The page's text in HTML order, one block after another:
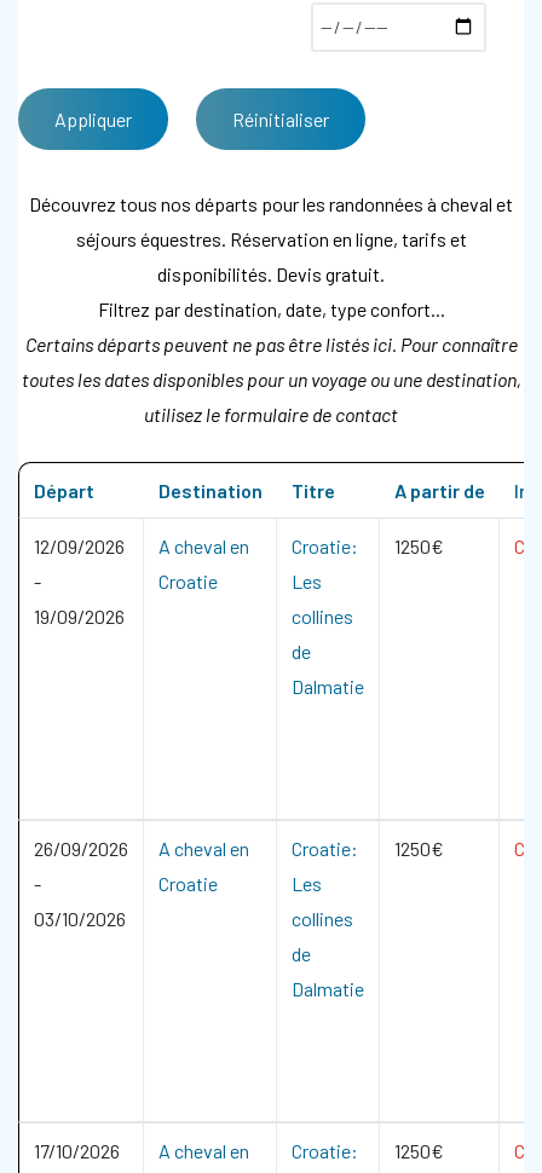
Découvrez tous nos départs pour les randonnées à cheval et
séjours équestres. Réservation en ligne, tarifs et
disponibilités. Devis gratuit.
Filtrez par destination, date, type confort...
Certains départs peuvent ne pas être listés ici. Pour connaître
toutes les dates disponibles pour un voyage ou une destination,
utilisez le formulaire de contact
Départ Destination Titre A partir de
12/09/2026
-
19/09/2026
A cheval en
Croatie
Croatie:
Les
collines
de
Dalmatie
1250€
26/09/2026
-
03/10/2026
A cheval en
Croatie
Croatie:
Les
collines
de
Dalmatie
1250€
17/10/2026
A cheval en
Croatie:
1250€